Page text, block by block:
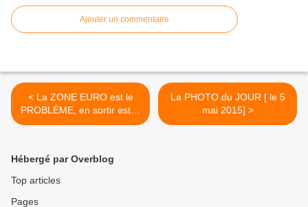
Ajouter un commentaire
< La ZONE EURO est le
PROBLÈME, en sortir est la
SOLUTION !
La PHOTO du JOUR [ le 5
mai 2015] >
Hébergé par Overblog
Top articles
Pages